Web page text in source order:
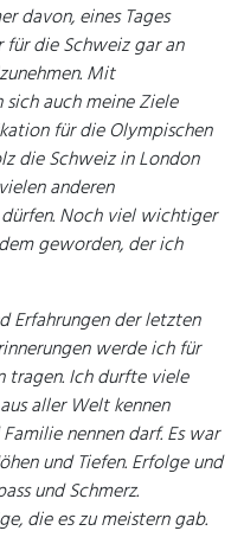
davon, eines Tages
die Schweiz gar an
Mit
auch meine Ziele
für die Olympischen
die Schweiz in London
anderen
Noch viel wichtiger
geworden, der ich
Erfahrungen der letzten
werde ich für
tragen. Ich durfte viele
aller Welt kennen
nennen darf. Es war
und Tiefen. Erfolge und
und Schmerz.
die es zu meistern gab.